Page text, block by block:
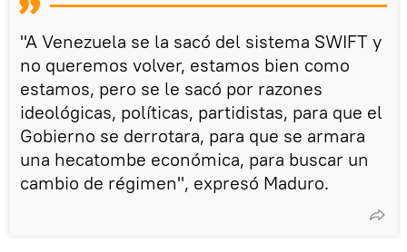
"A Venezuela se la sacó del sistema SWIFT y
no queremos volver, estamos bien como
estamos, pero se le sacó por razones
ideológicas, políticas, partidistas, para que el
Gobierno se derrotara, para que se armara
una hecatombe económica, para buscar un
cambio de régimen", expresó Maduro.